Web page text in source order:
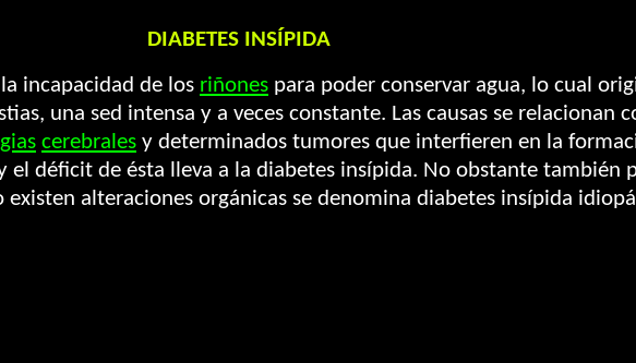
DIABETES INSÍPIDA
incapacidad de los riñones para poder conservar agua, lo cual
una sed intensa y a veces constante. Las causas se relacionan
cerebrales y determinados tumores que interfieren en la
déficit de ésta lleva a la diabetes insípida. No obstante también
existen alteraciones orgánicas se denomina diabetes insípida